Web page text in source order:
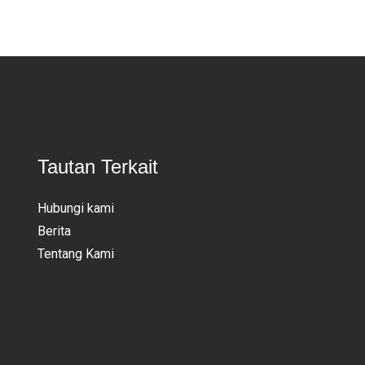
Tautan Terkait
Hubungi kami
Berita
Tentang Kami